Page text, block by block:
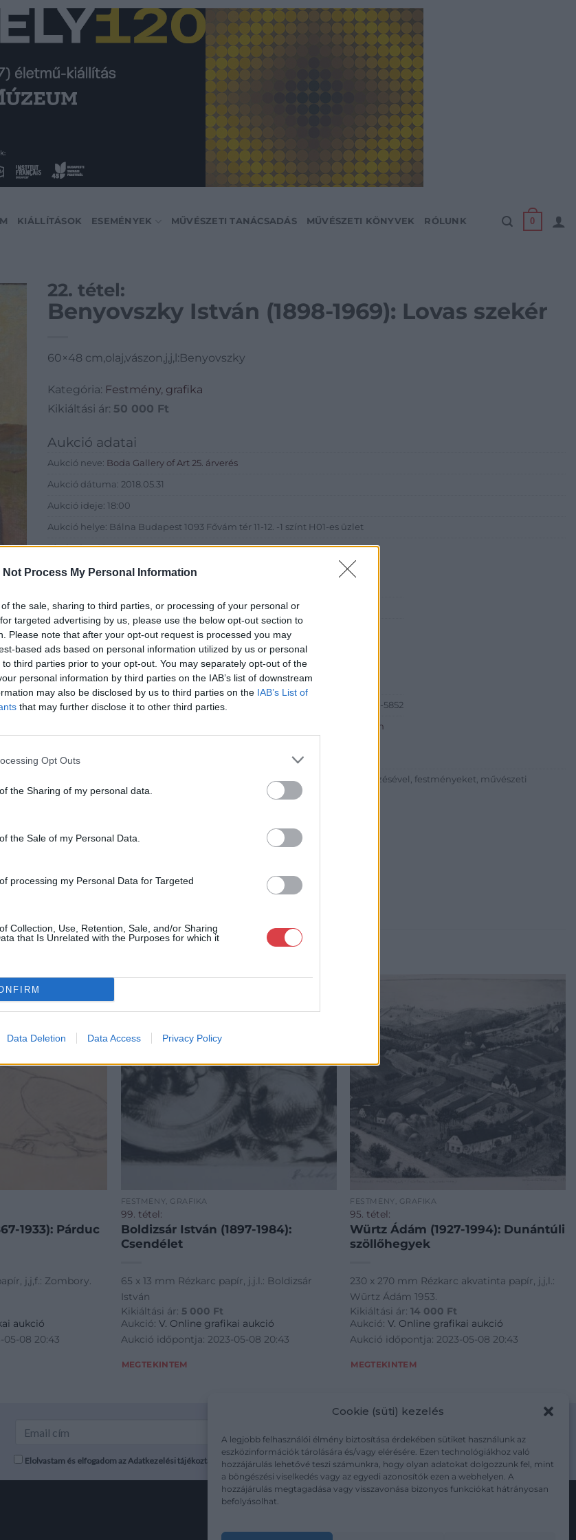
Not Process My Personal Information
the sale, sharing to third parties, or processing of your personal or
targeted advertising by us, please use the below opt-out section to
Please note that after your opt-out request is processed you may
based ads based on personal information utilized by us or personal
third parties prior to your opt-out. You may separately opt-out of the
personal information by third parties on the IAB’s list of downstream
may also be disclosed by us to third parties on the IAB’s List of
that may further disclose it to other third parties.
Opt Outs
the Sharing of my personal data.
the Sale of my Personal Data.
processing my Personal Data for Targeted
Collection, Use, Retention, Sale, and/or Sharing
that Is Unrelated with the Purposes for which it
Data Deletion Data Access Privacy Policy
Cookie (süti) kezelés
A legjobb felhasználói élmény biztosítása érdekében sütiket használunk az
eszközinformációk tárolására és/vagy elérésére. Ezen technológiákhoz való
hozzájárulás lehetővé teszi számunkra, hogy olyan adatokat dolgozzunk fel, mint
a böngészési viselkedés vagy az egyedi azonosítók ezen a webhelyen. A
hozzájárulás megtagadása vagy visszavonása bizonyos funkciókat hátrányosan
befolyásolhat.
KIÁLLÍTÁSOK ESEMÉNYEK MŰVÉSZETI TANÁCSADÁS MŰVÉSZETI KÖNYVEK RÓLUNK 0
22. tétel:
Benyovszky István (1898-1969): Lovas szekér
60×48 cm,olaj,vászon,j,j,l:Benyovszky
Kategória: Festmény, grafika
Kikiáltási ár: 50 000 Ft
Aukció adatai
Aukció neve: Boda Gallery of Art 25. árverés
Aukció dátuma: 2018.05.31
Aukció ideje: 18:00
Aukció helye: Bálna Budapest 1093 Fővám tér 11-12. -1 színt H01-es üzlet
Tételszám: 22
Eladó: Boda Gallery of Art
Cím: Boda Péter
Boda Galéria és Aukciósház
Budapest
1111.Budapest Bartók Béla út 34
1111
Telefon: (06-20) 519-08-91 ; (06-1) 784-5852
http://www.bodaofart.com
Bemutatkozás: Galériánk 2012-ben kezdett el foglalkozni árverések rendezésével, festményeket, művészeti
tárgyakat, kínálunk és keresünk.
1933): Párduc
j,j,f.: Zombory.
aukció
08 20:43
FESTMÉNY, GRAFIKA
99. tétel:
Boldizsár István (1897-1984):
Csendélet
65 x 13 mm Rézkarc papír, j.j.l.: Boldizsár
István
Kikiáltási ár: 5 000 Ft
Aukció: V. Online grafikai aukció
Aukció időpontja: 2023-05-08 20:43
MEGTEKINTEM
FESTMÉNY, GRAFIKA
95. tétel:
Würtz Ádám (1927-1994): Dunántúli
szöllőhegyek
230 x 270 mm Rézkarc akvatinta papír, j,j,l.:
Würtz Ádám 1953.
Kikiáltási ár:14 000 Ft
Aukció:V. Online grafikai aukció
Aukció időpontja: 2023-05-08 20:43
MEGTEKINTEM
Elolvastam és elfogadom az Adatkezelési tájékoztatót: mutargy.com/adatkezelesi-tajekoztato/